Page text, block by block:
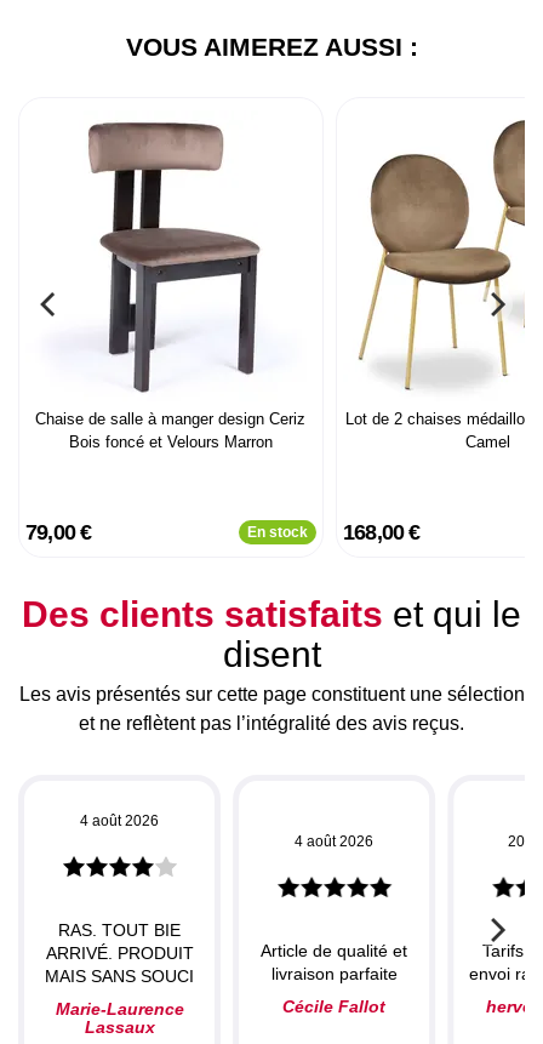
VOUS AIMEREZ AUSSI :
Chaise de salle à manger design Ceriz
Bois foncé et Velours Marron
79,00 € En stock
Lot de 2 chaises médaillon
Camel
168,00 €
Des clients satisfaits et qui le
disent
Les avis présentés sur cette page constituent une sélection
et ne reflètent pas l’intégralité des avis reçus.
4 août 2026
RAS. TOUT BIE
ARRIVÉ. PRODUIT
MAIS SANS SOUCI
Marie-Laurence
Lassaux
4 août 2026
Article de qualité et
livraison parfaite
Cécile Fallot
20
Tarifs
envoi
herve